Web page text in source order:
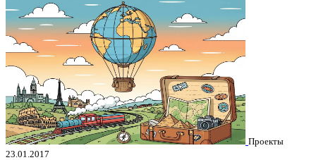
Проекты
23.01.2017